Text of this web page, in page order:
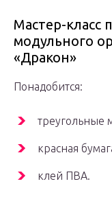
Мастер-класс
модульного
«Дракон»
Понадобится:
треугольные
красная
клей ПВА.